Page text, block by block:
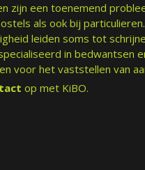
zijn een toenemend
als ook bij
leiden soms tot
in bedwantsen
voor het vaststellen van
op met KiBO.